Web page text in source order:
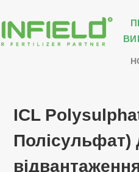
ICL
Полісульфат)